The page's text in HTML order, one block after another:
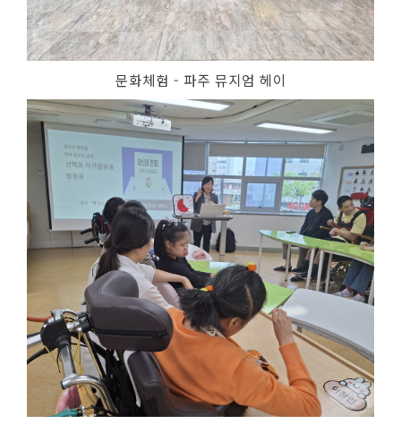
문화체험 - 파주 뮤지엄 헤이